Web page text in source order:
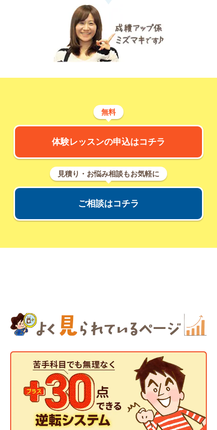
無料
体験レッスンの申込はコチラ
見積り・お悩み相談もお気軽に
ご相談はコチラ